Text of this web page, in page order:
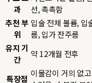
과
선, 촉촉함
추천 부
위
입술 전체 볼륨, 입
름, 입가 잔주름
유지 기
간
약 12개월 전후
특장점 이물감이 거의 없